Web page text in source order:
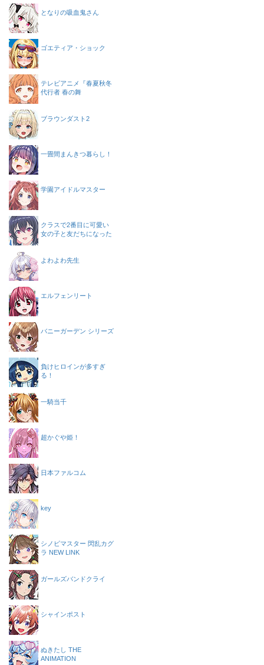
となりの吸血鬼さん
ゴエティア・ショック
テレビアニメ『春夏秋冬
代行者 春の舞
ブラウンダスト2
一畳間まんきつ暮らし！
学園アイドルマスター
クラスで2番目に可愛い
女の子と友だちになった
よわよわ先生
エルフェンリート
バニーガーデン シリーズ
負けヒロインが多すぎ
る！
一騎当千
超かぐや姫！
日本ファルコム
key
シノビマスター 閃乱カグ
ラ NEW LINK
ガールズバンドクライ
シャインポスト
ぬきたし THE
ANIMATION